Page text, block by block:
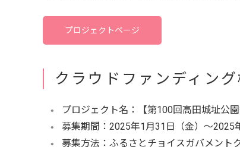
プロジェクトページ
クラウドファンディング
プロジェクト名：【第100回高田城址公
募集期間：2025年1月31日（金）～2025
募集方法：ふるさとチョイスガバメント